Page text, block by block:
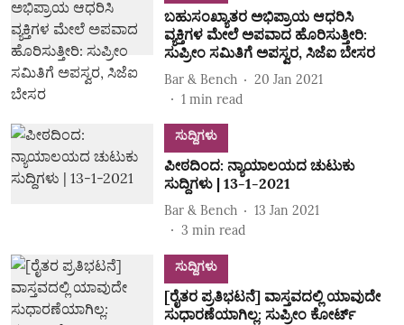
ಬಹುಸಂಖ್ಯಾತರ ಅಭಿಪ್ರಾಯ ಆಧರಿಸಿ
ವ್ಯಕ್ತಿಗಳ ಮೇಲೆ ಅಪವಾದ ಹೊರಿಸುತ್ತೀರಿ:
ಸುಪ್ರೀಂ ಸಮಿತಿಗೆ ಅಪಸ್ವರ, ಸಿಜೆಐ ಬೇಸರ
Bar & Bench
20 Jan 2021
1 min read
ಸುದ್ದಿಗಳು
ಪೀಠದಿಂದ: ನ್ಯಾಯಾಲಯದ ಚುಟುಕು
ಸುದ್ದಿಗಳು | 13-1-2021
Bar & Bench
13 Jan 2021
3 min read
ಸುದ್ದಿಗಳು
[ರೈತರ ಪ್ರತಿಭಟನೆ] ವಾಸ್ತವದಲ್ಲಿ ಯಾವುದೇ
ಸುಧಾರಣೆಯಾಗಿಲ್ಲ: ಸುಪ್ರೀಂ ಕೋರ್ಟ್‌